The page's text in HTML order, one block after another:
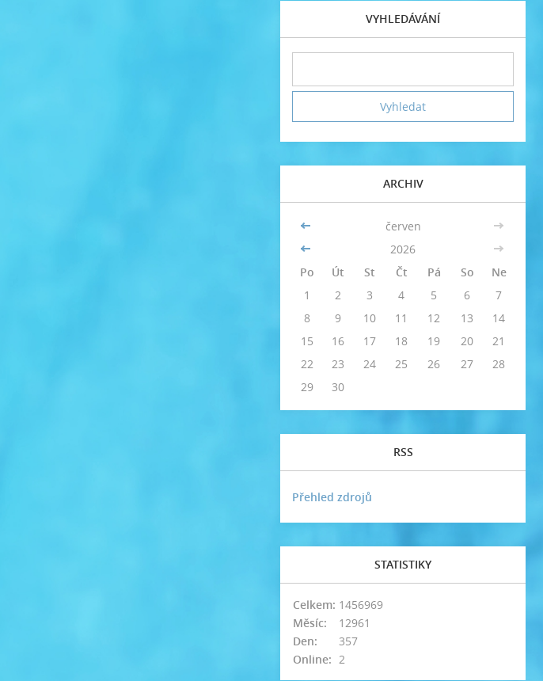
VYHLEDÁVÁNÍ
ARCHIV
<< červen
>>
<<
2026
>>
Po
Út St Čt Pá So
Ne
1
2 3 4 5 6
7
8
9 10 11 12 13
14
15
16 17 18 19 20
21
22
23 24 25 26 27
28
29
30
RSS
Přehled zdrojů
STATISTIKY
Online: 2
Celkem: 1456969
Měsíc:
12961
Den:
357